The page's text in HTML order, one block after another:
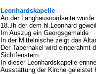
Leonhardskapelle
An der Langhausnordseite
18.Jh der dem hl.Leonhard
Im Auszug ein Georgsgemälde
In der Mittelnische zeigt das
Der Tabernakel wird
Sichtfenstern.
In dieser Leonhardskapelle
Ausstattung der Kirche geleistet